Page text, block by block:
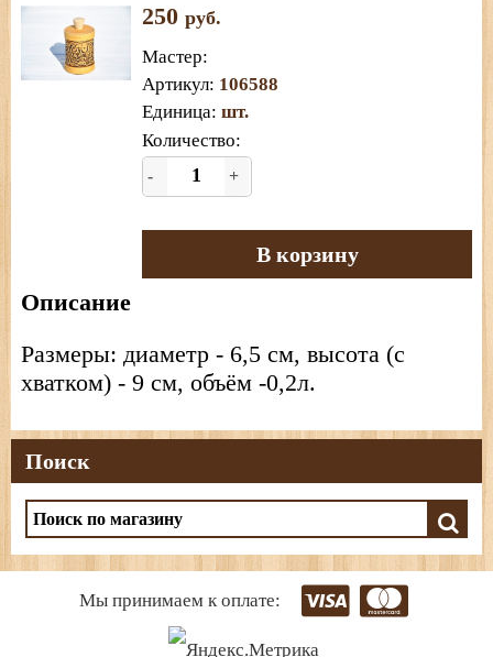
250 руб.
Мастер:
Артикул: 106588
Единица: шт.
Количество:
- +
В корзину
Описание
Размеры: диаметр - 6,5 см, высота (с
хватком) - 9 см, объём -0,2л.
Поиск
Мы принимаем к оплате: